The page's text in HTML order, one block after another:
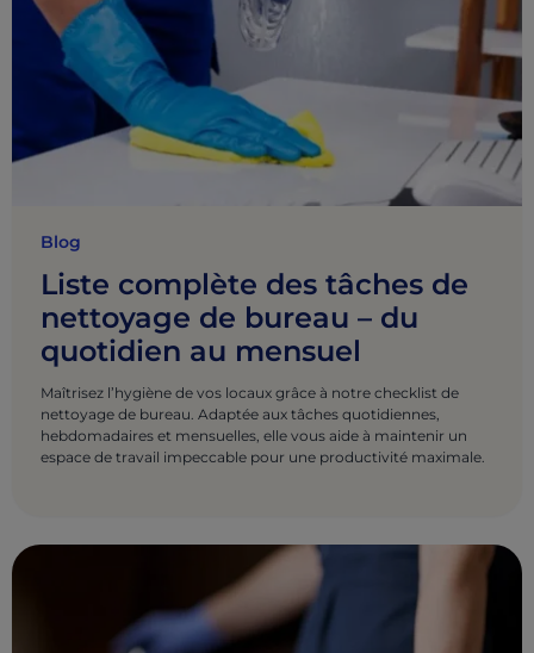
Blog
Liste complète des tâches de
nettoyage de bureau – du
quotidien au mensuel
Maîtrisez l’hygiène de vos locaux grâce à notre checklist de
nettoyage de bureau. Adaptée aux tâches quotidiennes,
hebdomadaires et mensuelles, elle vous aide à maintenir un
espace de travail impeccable pour une productivité maximale.